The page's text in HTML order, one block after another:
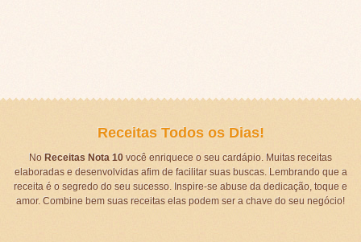
Receitas Todos os Dias!
No Receitas Nota 10você enriquece o seu cardápio. Muitas receitas
elaboradas e desenvolvidas afim de facilitar suas buscas. Lembrando que a
receita é o segredo do seu sucesso. Inspire-se abuse da dedicação, toque e
amor. Combine bem suas receitas elas podem ser a chave do seu negócio!